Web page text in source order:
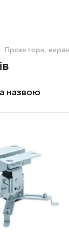
Проєктори,
назвою